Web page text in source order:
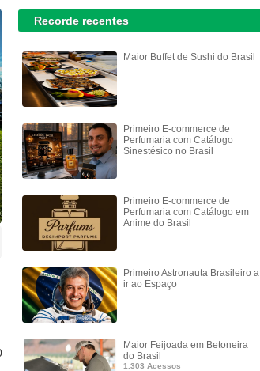
Recorde recentes
Maior Buffet de Sushi do Brasil
Primeiro E-commerce de
Perfumaria com Catálogo
Sinestésico no Brasil
Primeiro E-commerce de
Perfumaria com Catálogo em
Anime do Brasil
Primeiro Astronauta Brasileiro a
ir ao Espaço
Maior Feijoada em Betoneira
do Brasil
1.303 Acessos